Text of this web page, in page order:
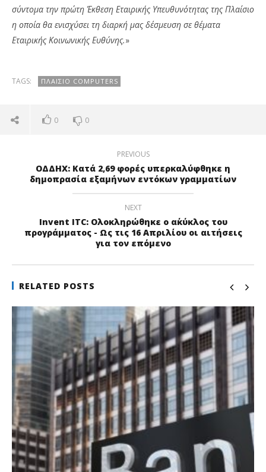
σύντομα την πρώτη Έκθεση Εταιρικής Υπευθυνότητας της Πλαίσιο
η οποία θα ενισχύσει τη διαρκή μας δέσμευση σε θέματα
Εταιρικής Κοινωνικής Ευθύνης.»
TAGS: ΠΛΑΊΣΙΟ COMPUTERS
0 0
PREVIOUS
ΟΔΔΗΧ: Κατά 2,69 φορές υπερκαλύφθηκε η
δημοπρασία εξαμήνων εντόκων γραμματίων
NEXT
Invent ITC: Ολοκληρώθηκε ο α΄κύκλος του
προγράμματος - Ως τις 16 Απριλίου οι αιτήσεις
για τον επόμενο
RELATED POSTS